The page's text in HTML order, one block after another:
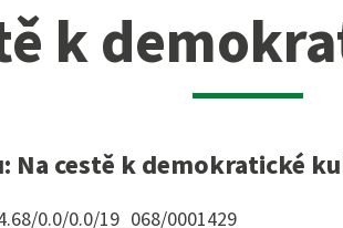
služby
nutriční terapeut
k
Na cestě k demokratické
0.0/0.0/19_068/0001429